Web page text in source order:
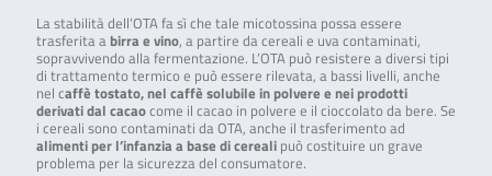
La stabilità dell’OTA fa sì che tale micotossina possa essere
trasferita a birra e vino, a partire da cereali e uva contaminati,
sopravvivendo alla fermentazione. L’OTA può resistere a diversi tipi
di trattamento termico e può essere rilevata, a bassi livelli, anche
nel caffè tostato, nel caffè solubile in polvere e nei prodotti
derivati ​​dal cacaocome il cacao in polvere e il cioccolato da bere. Se
i cereali sono contaminati da OTA, anche il trasferimento ad
alimenti per l’infanzia a base di cereali può costituire un grave
problema per la sicurezza del consumatore.